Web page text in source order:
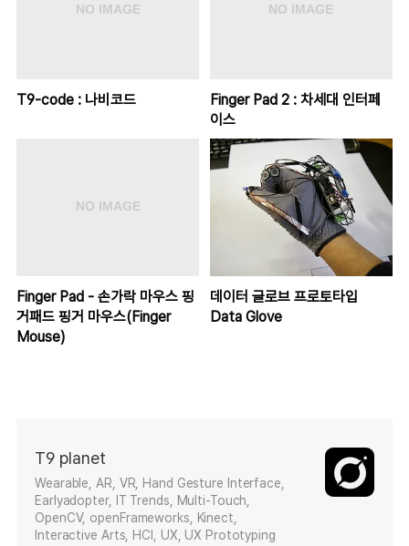
T9-code : 나비코드
Finger Pad 2 : 차세대 인터페
이스
Finger Pad - 손가락 마우스 핑
거패드 핑거 마우스(Finger
Mouse)
데이터 글로브 프로토타입
Data Glove
T9 planet
Wearable, AR, VR, Hand Gesture Interface,
Earlyadopter, IT Trends, Multi-Touch,
OpenCV, openFrameworks, Kinect,
Interactive Arts, HCI, UX, UX Prototyping